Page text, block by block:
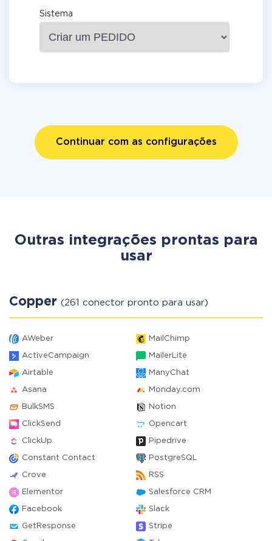
Sistema
Continuar com as configurações
Outras integrações prontas para
usar
Copper (261 conector pronto para usar)
AWeber MailChimp
ActiveCampaign MailerLite
Airtable ManyChat
Asana Monday.com
BulkSMS Notion
ClickSend Opencart
ClickUp Pipedrive
Constant Contact PostgreSQL
Crove RSS
Elementor Salesforce CRM
Facebook Slack
GetResponse Stripe